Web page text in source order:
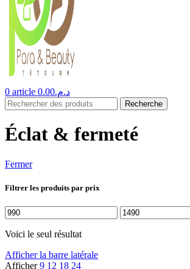
0 article د.م.0.00
Recherche
Éclat & fermeté
Fermer
Filtrer les produits par prix
Prix
min
Prix
max
Voici le seul résultat
Afficher la barre latérale
Afficher9 12 18 24